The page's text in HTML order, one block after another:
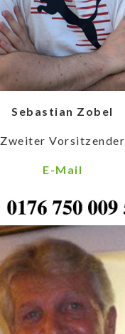
Sebastian Zobel
Zweiter Vorsitzender
E-Mail